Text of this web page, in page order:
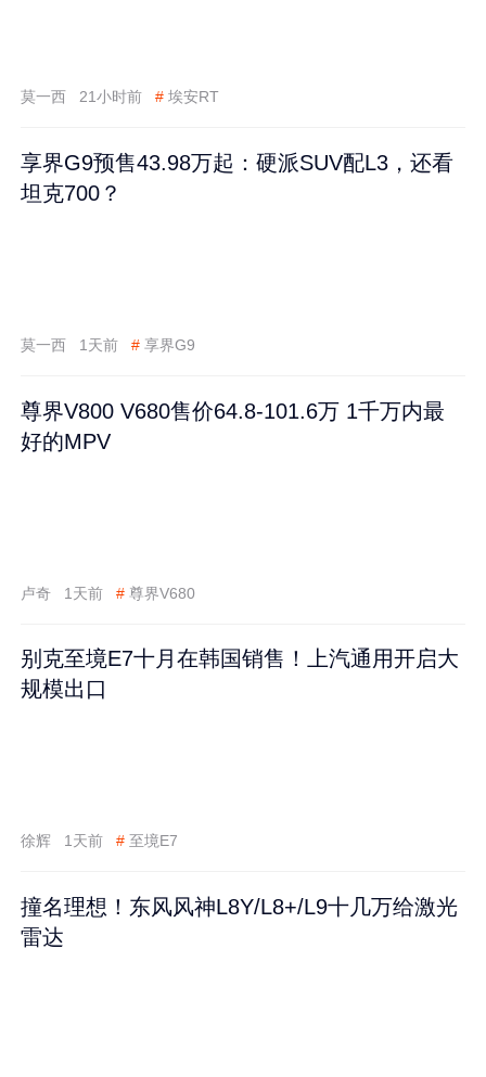
莫一西 21小时前 # 埃安RT
享界G9预售43.98万起：硬派SUV配L3，还看
坦克700？
莫一西 1天前 # 享界G9
尊界V800 V680售价64.8-101.6万 1千万内最
好的MPV
卢奇 1天前 # 尊界V680
别克至境E7十月在韩国销售！上汽通用开启大
规模出口
徐辉 1天前 # 至境E7
撞名理想！东风风神L8Y/L8+/L9十几万给激光
雷达